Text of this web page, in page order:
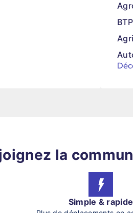
BTP
la
Simple & rapide